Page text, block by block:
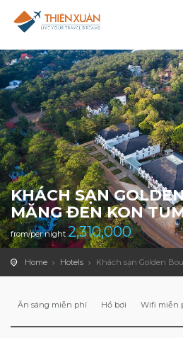
KHÁCH SẠN
MĂNG ĐEN KON
from/per night2,310,000
Home Hotels Khách sạn Golden
Ăn sáng miễn phí Hồ bơi Wifi miễn